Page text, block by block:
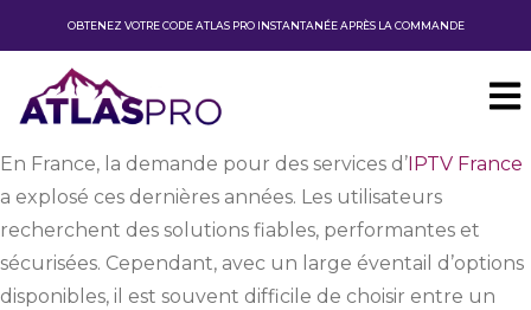
OBTENEZ VOTRE CODE ATLAS PRO INSTANTANÉE APRÈS LA COMMANDE
En France, la demande pour des services d’ IPTV France
a explosé ces dernières années. Les utilisateurs
recherchent des solutions fiables, performantes et
sécurisées. Cependant, avec un large éventail d’options
disponibles, il est souvent difficile de choisir entre un